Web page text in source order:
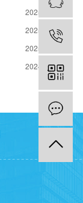
2025-09-26
2025-06-25
2025-03-24
2024-12-23